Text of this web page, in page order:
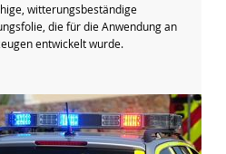
witterungsbeständige
die für die Anwendung an
entwickelt wurde.